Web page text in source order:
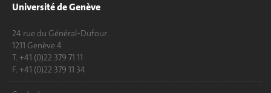
Université de Genève
24 rue du Général-Dufour
1211 Genève 4
T. +41 (0)22 379 71 11
F. +41 (0)22 379 11 34